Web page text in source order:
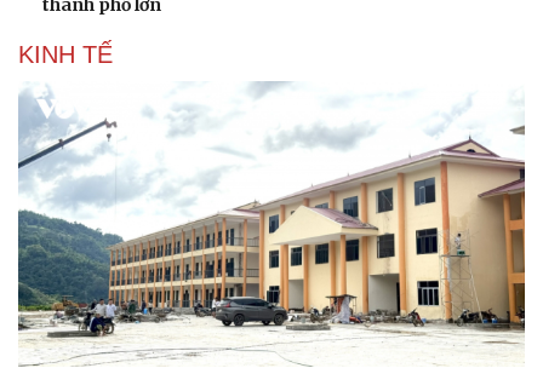
thành phố lớn
KINH TẾ